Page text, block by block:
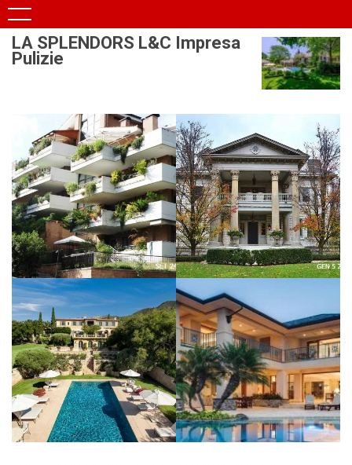
LA SPLENDORS L&C Impresa
Pulizie